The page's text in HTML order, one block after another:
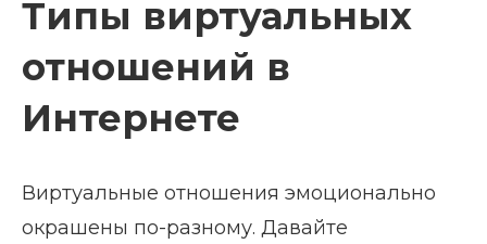
Типы виртуальных
отношений в
Интернете
Виртуальные отношения эмоционально
окрашены по-разному. Давайте